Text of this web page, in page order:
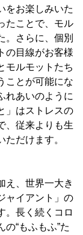
をお楽しみいた
たことで、モル
。さらに、個別
の目線がお客様
モルモットたち
ことが可能にな
れあいのように
」はストレスの
、従来よりも生
だけます。
え、世界一大き
ャイアント」の
。長く続くコロ
“もふもふ”た